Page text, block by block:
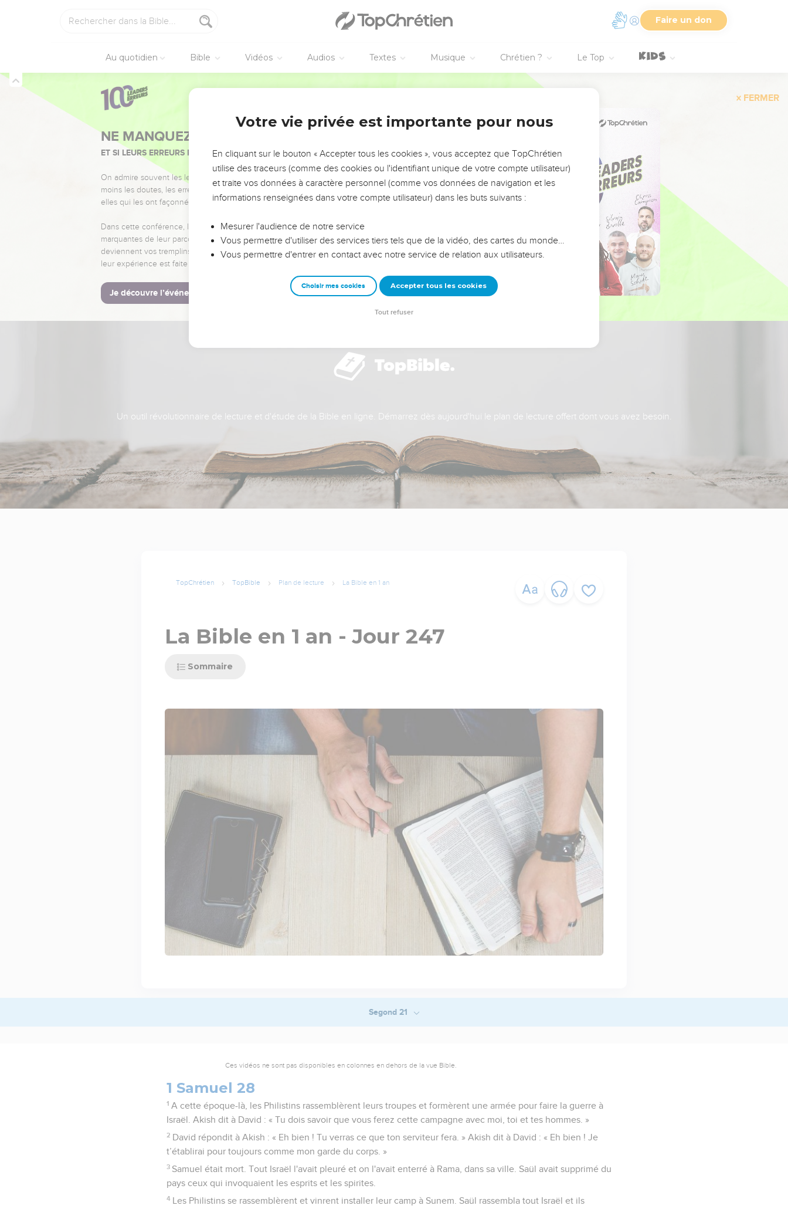
Faire un don
Au quotidien Bible Vidéos Audios Textes Musique Chrétien ? Le Top
FERMER
NE MANQUEZ PAS L’ÉVÉNEMENT DE L’ANNÉE !
ET SI LEURS ERREURS POUVAIENT VOUS ÉVITER LES VOTRES ?
On admire souvent les leaders pour leurs réussites, leur impact, leur foi ou leur vision. Mais on voit
moins les doutes, les erreurs et les saisons difficiles qu'ils ont traversés, alors même que ce sont
elles qui les ont façonnés.
Dans cette conférence, leaders, entrepreneurs, et responsables reviennent sur les erreurs
marquantes de leur parcours et les clés pour avancer avec plus de sagesse afin que leurs erreurs
deviennent vos tremplins. Que vous guidiez un ministère, une équipe, un groupe ou une famille,
leur expérience est faite pour vous.
Je découvre l’événement
Un outil révolutionnaire de lecture et d'étude de la Bible en ligne. Démarrez dès aujourd'hui le plan de lecture offert dont vous avez besoin.
TopChrétien TopBible Plan de lecture La Bible en 1 an
La Bible en 1 an - Jour 247
Sommaire
Segond 21
Ces vidéos ne sont pas disponibles en colonnes en dehors de la vue Bible.
1 Samuel 28
1 A cette époque-là, les Philistins rassemblèrent leurs troupes et formèrent une armée pour faire la guerre à
Israël. Akish dit à David : « Tu dois savoir que vous ferez cette campagne avec moi, toi et tes hommes. »
2 David répondit à Akish : « Eh bien ! Tu verras ce que ton serviteur fera. » Akish dit à David : « Eh bien ! Je
t’établirai pour toujours comme mon garde du corps. »
3 Samuel était mort. Tout Israël l'avait pleuré et on l'avait enterré à Rama, dans sa ville. Saül avait supprimé du
pays ceux qui invoquaient les esprits et les spirites.
4
Les Philistins se rassemblèrent et vinrent installer leur camp à Sunem. Saül rassembla tout Israël et ils
Votre vie privée est importante pour nous
En cliquant sur le bouton « Accepter tous les cookies », vous acceptez que TopChrétien
utilise des traceurs (comme des cookies ou l'identifiant unique de votre compte utilisateur)
et traite vos données à caractère personnel (comme vos données de navigation et les
informations renseignées dans votre compte utilisateur) dans les buts suivants :
Mesurer l'audience de notre service
Vous permettre d'utiliser des services tiers tels que de la vidéo, des cartes du monde…
Vous permettre d'entrer en contact avec notre service de relation aux utilisateurs.
Choisir mes cookies Accepter tous les cookies
Tout refuser